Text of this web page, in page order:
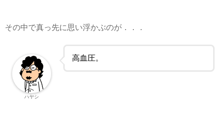
その中で真っ先に思い浮かぶのが．．．
高血圧。
ハヤシ